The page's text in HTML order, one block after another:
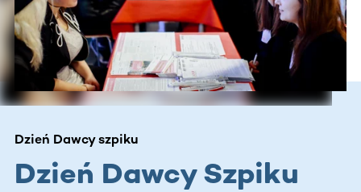
Dzień Dawcy szpiku
Dzień Dawcy Szpiku